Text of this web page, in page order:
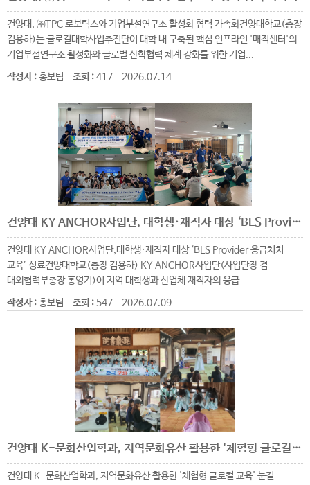
건양대, ㈜TPC 로보틱스와 기업부설연구소 활성화 협력 가속화건양대학교(총장
김용하)는 글로컬대학사업추진단이 대학 내 구축된 핵심 인프라인 '매직센터'의
기업부설연구소 활성화와 글로벌 산학협력 체계 강화를 위한 기업...
작성자 :홍보팀 조회 :417 2026.07.14
건양대 KY ANCHOR사업단, 대학생·재직자 대상 ‘BLS Provider 응급처치 교육’ 성료
건양대 KY ANCHOR사업단,대학생·재직자 대상 ‘BLS Provider 응급처치
교육’ 성료건양대학교(총장 김용하) KY ANCHOR사업단(사업단장 겸
대외협력부총장 홍영기)이 지역 대학생과 산업체 재직자의 응급...
작성자 :홍보팀 조회 :547 2026.07.09
건양대 K-문화산업학과, 지역문화유산 활용한 '체험형 글로컬 교육' 눈길
건양대 K-문화산업학과, 지역문화유산 활용한 '체험형 글로컬 교육' 눈길-